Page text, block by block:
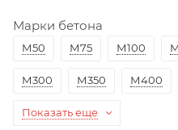
Марки бетона
М50 М75 М100
М300 М350 М400
Показать еще